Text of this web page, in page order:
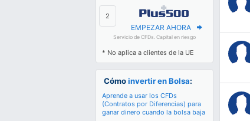
EMPEZAR AHORA
Servicio de CFDs. Capital en riesgo
* No aplica a clientes de la UE
Cómoinvertir en Bolsa:
Aprende a usar los CFDs
(Contratos por Diferencias) para
ganar dinero cuando la bolsa baja